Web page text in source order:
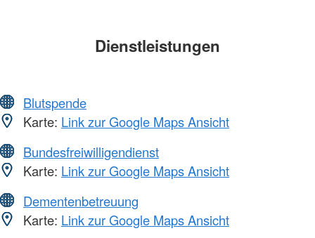
Dienstleistungen
Blutspende
Karte: Link zur Google Maps Ansicht
Bundesfreiwilligendienst
Karte: Link zur Google Maps Ansicht
Dementenbetreuung
Karte: Link zur Google Maps Ansicht